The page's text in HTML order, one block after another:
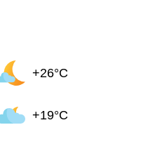
+26°C
+19°C